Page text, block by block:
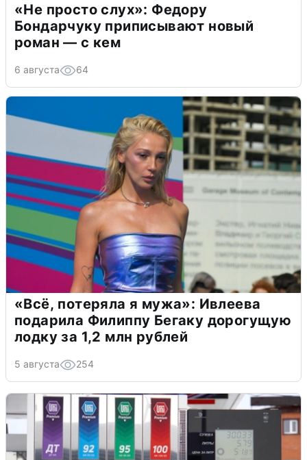
«Не просто слух»: Федору
Бондарчуку приписывают новый
роман — с кем
6 августа 64
«Всё, потеряла я мужа»: Ивлеева
подарила Филиппу Бегаку дорогущую
лодку за 1,2 млн рублей
5 августа 254